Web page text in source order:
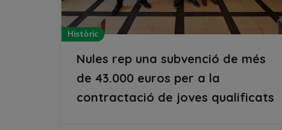
Històric
Nules rep una subvenció de més
de 43.000 euros per a la
contractació de joves qualificats